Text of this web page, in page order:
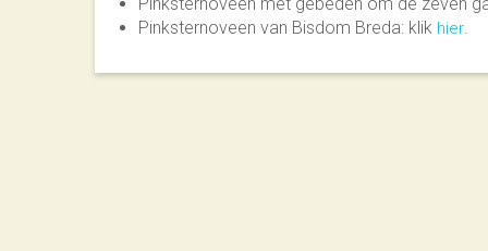
Pinksternoveen van Bisdom Breda: klik hier.